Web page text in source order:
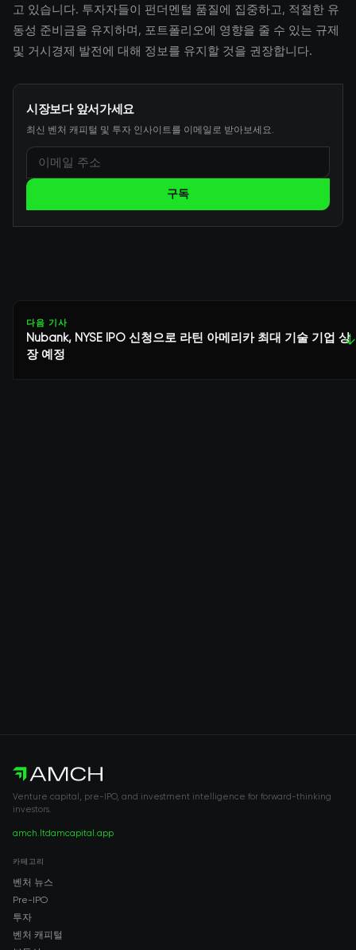
고 있습니다. 투자자들이 펀더멘털 품질에 집중하고, 적절한 유
동성 준비금을 유지하며, 포트폴리오에 영향을 줄 수 있는 규제
및 거시경제 발전에 대해 정보를 유지할 것을 권장합니다.
시장보다 앞서가세요
최신 벤처 캐피털 및 투자 인사이트를 이메일로 받아보세요.
구독
다음 기사
Nubank, NYSE IPO 신청으로 라틴 아메리카 최대 기술 기업 상
장 예정
↓
Venture capital, pre-IPO, and investment intelligence for forward-thinking
investors.
amch.ltdamcapital.app
카테고리
벤처 뉴스
Pre-IPO
투자
벤처 캐피털